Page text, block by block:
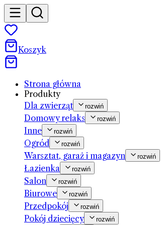
Koszyk
Strona główna
Produkty
Dla zwierząt
rozwiń
Domowy relaks rozwiń
Inne rozwiń
Ogród rozwiń
Warsztat, garaż i magazyn rozwiń
Łazienka rozwiń
Salon rozwiń
Biurowe rozwiń
Przedpokój rozwiń
Pokój dziecięcy rozwiń